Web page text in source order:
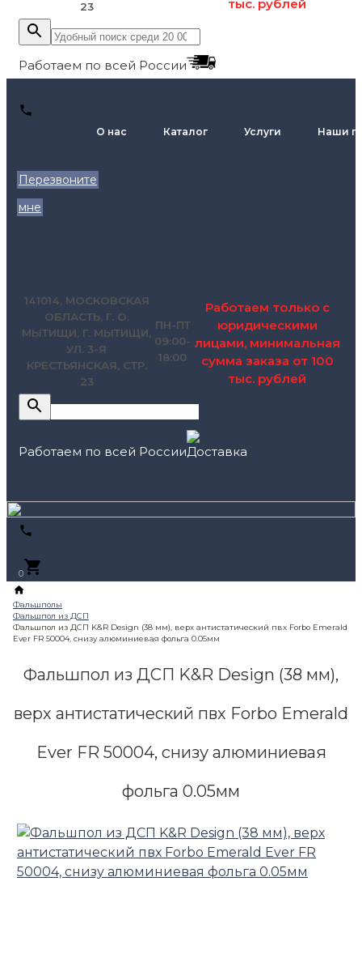
23
тыс. рублей
Работаем по всей России
Перезвоните
мне
О нас Каталог Услуги Наши
141014, МОСКОВСКАЯ
ОБЛАСТЬ, Г. О.
МЫТИЩИ, Г. МЫТИЩИ,
УЛ. 3-Я
КРЕСТЬЯНСКАЯ, СТР.
23
ПН-ПТ
09:00-
18:00
Работаем только с
юридическими
лицами, минимальная
сумма заказа от 100
тыс. рублей
Работаем по всей России
0
Фальшпол из ДСП K&R Design (38 мм),
верх антистатический пвх Forbo Emerald
Ever FR 50004, снизу алюминиевая
фольга 0.05мм